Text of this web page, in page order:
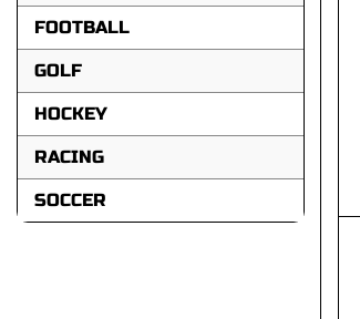
FOOTBALL
GOLF
HOCKEY
RACING
SOCCER